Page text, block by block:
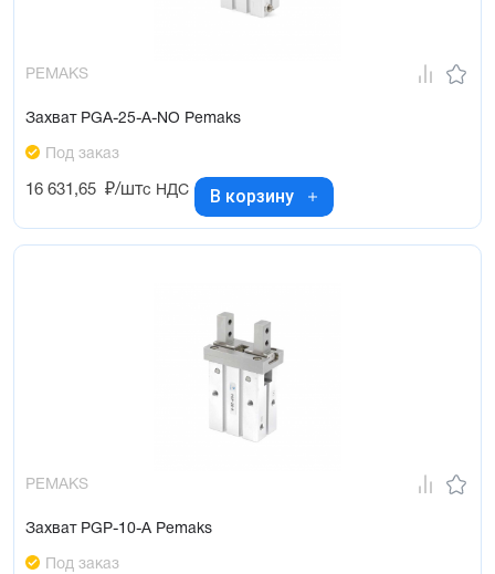
PEMAKS
Захват PGA-25-A-NO Pemaks
Под заказ
16 631,65 ₽/штс НДС В корзину
PEMAKS
Захват PGP-10-A Pemaks
Под заказ